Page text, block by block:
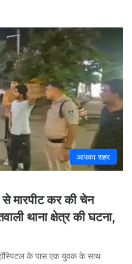
आपका शहर
मारपीट कर की चेन
थाना क्षेत्र की घटना,
हॉस्पिटल के पास एक युवक के साथ